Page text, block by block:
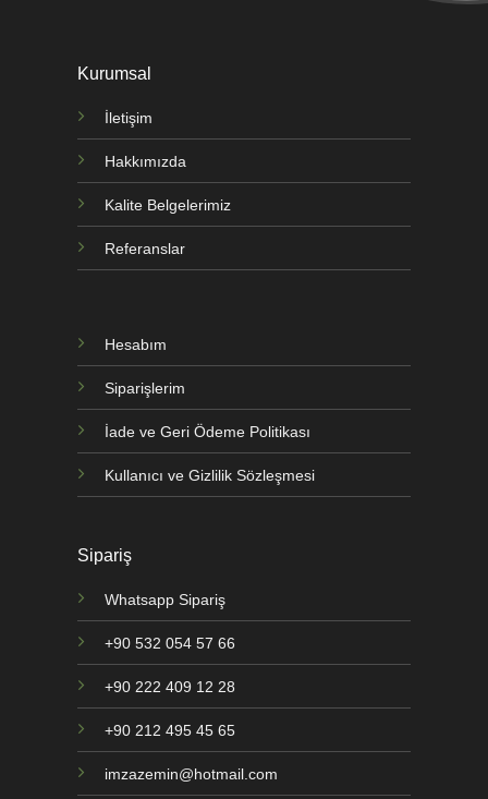
Kurumsal
İletişim
Hakkımızda
Kalite Belgelerimiz
Referanslar
Hesabım
Siparişlerim
İade ve Geri Ödeme Politikası
Kullanıcı ve Gizlilik Sözleşmesi
Sipariş
Whatsapp Sipariş
+90 532 054 57 66
+90 222 409 12 28
+90 212 495 45 65
imzazemin@hotmail.com